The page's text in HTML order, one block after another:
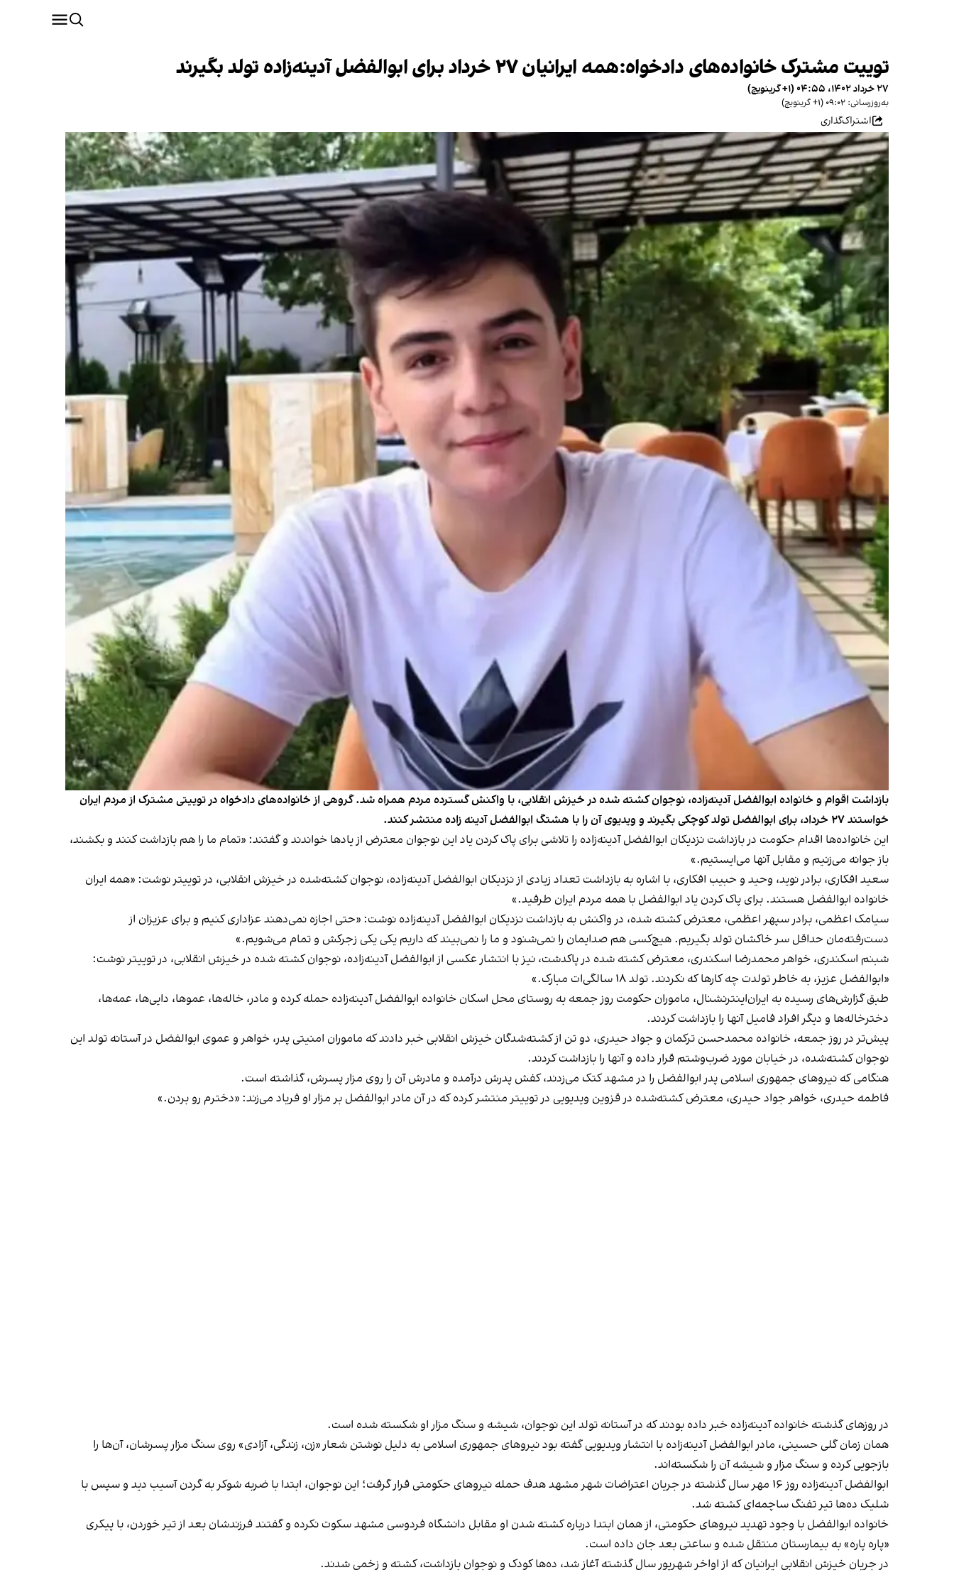
توییت مشترک خانواده‌های دادخواه:همه ایرانیان ۲۷ خرداد برای ابوالفضل آدینه‌زاده تولد بگیرند
۲۷ خرداد ۱۴۰۲، ۰۴:۵۵ (‎+۱ گرینویچ)
به‌روزرسانی: ۰۹:۰۲ (‎+۱ گرینویچ)
اشتراک‌گذاری
بازداشت اقوام و خانواده ابوالفضل آدینه‌زاده‌، نوجوان کشته شده در خیزش انقلابی، با واکنش گسترده مردم همراه شد. گروهی از خانواده‌های دادخواه در توییتی مشترک از مردم ایران
خواستند ۲۷ خرداد، برای ابوالفضل تولد کوچکی بگیرند و ویدیوی آن را با هشتگ ابوالفضل آدینه زاده منتشر کنند.
این خانواده‌ها اقدام حکومت در بازداشت نزدیکان ابوالفضل آدینه‌زاده‌ را تلاشی برای پاک کردن یاد این نوجوان معترض از یادها خواندند و گفتند: «تمام ما را هم بازداشت کنند و بکشند،
باز جوانه می‌زنیم و مقابل آنها می‌ایستیم.»
سعید افکاری، برادر نوید، وحید و حبیب افکاری، با اشاره به بازداشت تعداد زیادی از نزدیکان ابوالفضل آدینه‌زاده، نوجوان کشته‌شده در خیزش انقلابی، در توییتر نوشت: «‏همه ایران
خانواده‌ ابوالفضل هستند. برای پاک کردن یاد ابوالفضل با همه مردم ایران طرفید.»
سیامک اعظمی، برادر سپهر اعظمی، معترض کشته شده، در واکنش به بازداشت نزدیکان ابوالفضل آدینه‌زاده نوشت: «حتی اجازه نمی‌دهند عزاداری کنیم و برای عزیزان از
دست‌رفته‌مان حداقل سر خاکشان تولد بگیریم. هیچ‌کسی هم صدایمان را نمی‌شنود و ما را نمی‌بیند که داریم یکی یکی زجرکش و تمام می‌شویم.»
شبنم اسکندری، خواهر محمدرضا اسکندری، معترض کشته شده در پاکدشت، نیز با انتشار عکسی از ابوالفضل آدینه‌زاده، نوجوان کشته شده در خیزش انقلابی، در توییتر نوشت:
«ابوالفضل عزیز، به خاطر تولدت چه کارها که نکردند. تولد ۱۸ سالگی‌ات مبارک.»
طبق گزارش‌های رسیده به ایران‌اینترنشنال، ماموران حکومت روز جمعه به روستای محل اسکان خانواده‌ ابوالفضل آدینه‌زاده حمله کرده و مادر، خاله‌ها، عموها، دایی‌ها، عمه‌ها،
دخترخاله‌ها و دیگر افراد فامیل آنها را بازداشت کردند.
پیش‌تر در روز جمعه، خانواده محمدحسن ترکمان و جواد حیدری، دو تن از کشته‌شدگان خیزش انقلابی خبر دادند که ماموران امنیتی پدر، خواهر و عموی ابوالفضل در آستانه تولد این
نوجوان کشته‌شده،‌ در خیابان مورد ضرب‌وشتم قرار داده و آنها را بازداشت کردند.
هنگامی که نیروهای جمهوری ‌اسلامی پدر ابوالفضل را در مشهد کتک می‌زدند، کفش پدرش درآمده و مادرش آن را روی مزار پسرش، گذاشته است.
فاطمه حیدری، خواهر جواد حیدری، معترض کشته‌شده در قزوین ویدیویی در توییتر منتشر کرده که در آن مادر ابوالفضل بر مزار او فریاد می‌زند: «دخترم رو بردن.»
در روزهای گذشته خانواده آدینه‌زاده خبر داده بودند که در آستانه تولد این نوجوان، شیشه و سنگ مزار او شکسته شده است.
همان زمان گلی حسینی، مادر ابوالفضل آدینه‌زاده با انتشار ویدیویی گفته بود نیروهای جمهوری اسلامی به دلیل نوشتن شعار «‎زن، زندگی، آزادی» روی سنگ مزار پسرشان، آن‌ها را
بازجویی کرده و سنگ مزار و شیشه آن را شکسته‌اند.
ابوالفضل آدینه‌زاده روز ۱۶ مهر سال گذشته در جریان اعتراضات شهر مشهد هدف حمله نیروهای حکومتی قرار گرفت؛ این نوجوان، ابتدا با ضربه شوکر به گردن آسیب دید و سپس با
شلیک ده‌ها تیر تفنگ ساچمه‌ای کشته شد.
خانواده ابوالفضل با وجود تهدید نیروهای حکومتی، از همان ابتدا درباره کشته شدن او مقابل دانشگاه فردوسی مشهد سکوت نکرده و گفتند فرزندشان بعد از تیر خوردن، با پیکری
«پاره پاره» به بیمارستان منتقل شده و ساعتی بعد جان داده است.
در جریان خیزش انقلابی ایرانیان که از اواخر شهریور سال گذشته آغاز شد، ده‌ها کودک و نوجوان بازداشت، کشته و زخمی شدند.